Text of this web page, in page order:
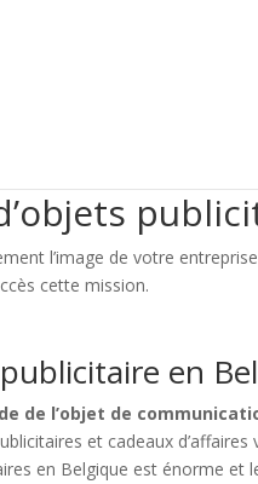
l’image de votre
cette mission.
en
de l’objet de
et cadeaux
en Belgique est énorme